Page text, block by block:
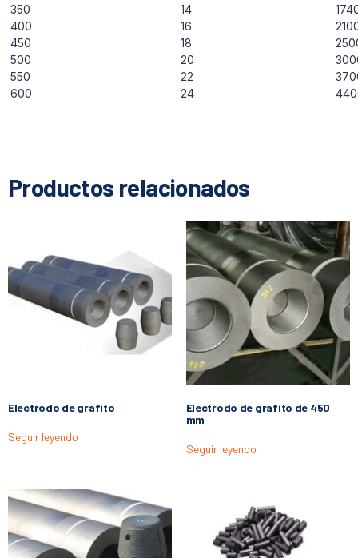
350
14
400
16
450
18
500
20
550
22
600
24
Productos relacionados
Electrodo de grafito
Seguir leyendo
Electrodo de grafito de 450
mm
Seguir leyendo